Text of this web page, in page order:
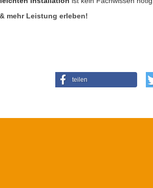
mehr Leistung erleben!
teilen